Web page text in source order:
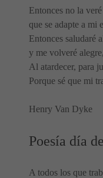
Entonces no la
que se adapte a mi
Entonces saludaré
y me volveré
Al atardecer, para
Porque sé que mi
Henry Van Dyke
Poesía día
A todos los que